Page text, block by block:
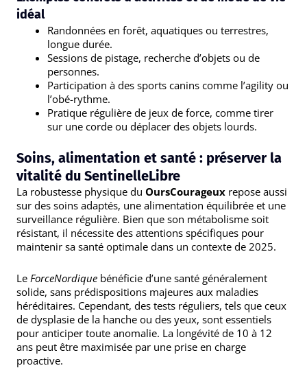
idéal
Randonnées en forêt, aquatiques ou terrestres,
longue durée.
Sessions de pistage, recherche d’objets ou de
personnes.
Participation à des sports canins comme l’agility ou
l’obé-rythme.
Pratique régulière de jeux de force, comme tirer
sur une corde ou déplacer des objets lourds.
Soins, alimentation et santé : préserver la
vitalité du SentinelleLibre
La robustesse physique du OursCourageux repose aussi
sur des soins adaptés, une alimentation équilibrée et une
surveillance régulière. Bien que son métabolisme soit
résistant, il nécessite des attentions spécifiques pour
maintenir sa santé optimale dans un contexte de 2025.
Le ForceNordique bénéficie d’une santé généralement
solide, sans prédispositions majeures aux maladies
héréditaires. Cependant, des tests réguliers, tels que ceux
de dysplasie de la hanche ou des yeux, sont essentiels
pour anticiper toute anomalie. La longévité de 10 à 12
ans peut être maximisée par une prise en charge
proactive.